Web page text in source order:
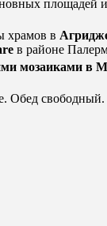
площадей
храмов в
в районе
мозаиками в
Обед